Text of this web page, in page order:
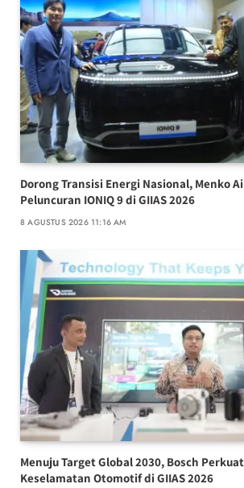
Dorong Transisi Energi Nasional, Menko
Peluncuran IONIQ 9 di GIIAS 2026
8 AGUSTUS 2026 11:16 AM
Menuju Target Global 2030, Bosch
Keselamatan Otomotif di GIIAS 2026